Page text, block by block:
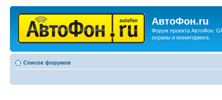
АвтоФон.ru
Форум проекта АвтоФон.
охраны и мониторинга.
Список форумов